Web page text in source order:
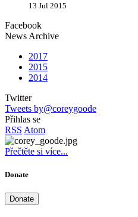
13 Jul 2015
Facebook
News Archive
2017
2015
2014
Twitter
Tweets by@coreygoode
Přihlas se
RSS Atom
Přečtěte si více...
Donate
Donate